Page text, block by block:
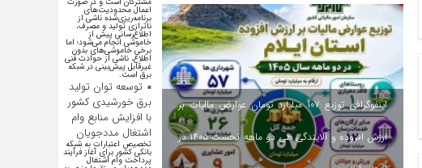
اینفوگرافی توزیع ۱۰۷ میلیارد تومان عوارض مالیات بر
ارزش افزوده و آلایندگی طی دو ماهه نخست ۱۴۰۵ در
اعمال محدودیت‌های
برنامه‌ریزی‌شده ناشی از
ناترازی تولید و مصرف،
اطلاع‌رسانی پیش از
خاموشی انجام می‌شود؛ اما
برخی خاموشی‌های بدون
اطلاع، ناشی از حوادث فنی
غیرقابل پیش‌بینی در شبکه
برق است.
توسعه توان تولید
برق خورشیدی کشور
با افزایش منابع وام
اشتغال مددجویان
تخصیص اعتبارات به شبکه
بانکی کشور برای آغاز فرآیند
پرداخت وام اشتغال